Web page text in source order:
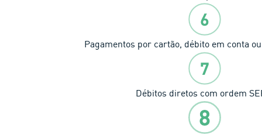
Pagamentos por cartão, débito em conta
Débitos diretos com ordem